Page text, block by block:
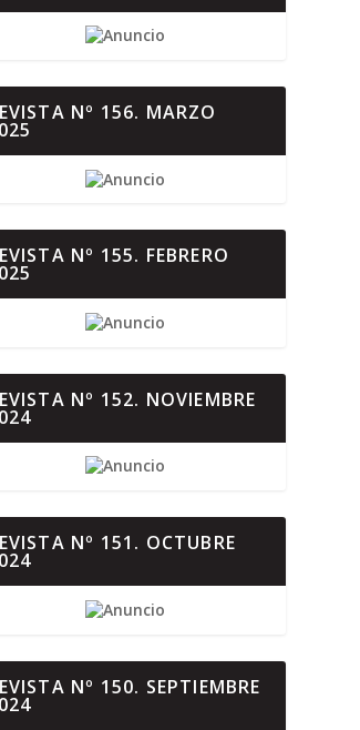
Nº 156. MARZO
Nº 155. FEBRERO
Nº 152. NOVIEMBRE
Nº 151. OCTUBRE
Nº 150. SEPTIEMBRE